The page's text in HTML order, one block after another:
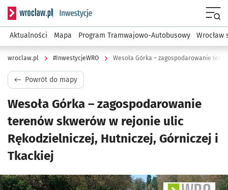
Serwis informacyjny wroclaw.pl podserwis:
Aktualności Mapa Program Tramwajowo-Autobusowy Wrocław
wroclaw.pl #InwestycjeWRO
Powrót do mapy
Wesoła Górka – zagospodarowanie
terenów skwerów w rejonie ulic
Rękodzielniczej, Hutniczej, Górniczej i
Tkackiej